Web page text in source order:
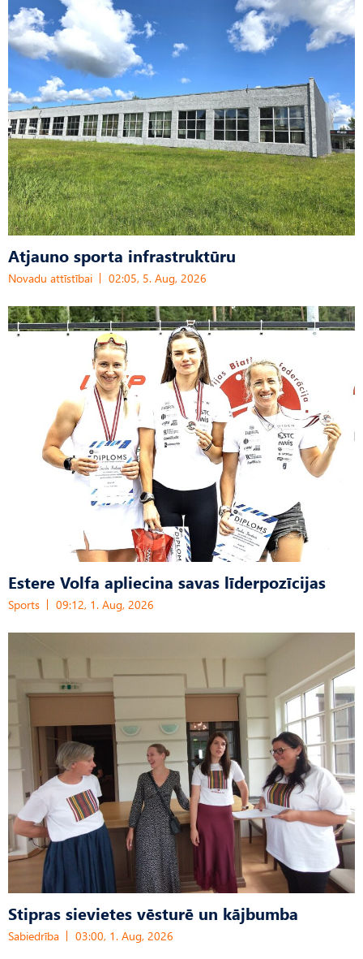
Atjauno sporta infrastruktūru
Novadu attīstībai 02:05, 5. Aug, 2026
Estere Volfa apliecina savas līderpozīcijas
Sports 09:12, 1. Aug, 2026
Stipras sievietes vēsturē un kājbumba
Sabiedrība 03:00, 1. Aug, 2026